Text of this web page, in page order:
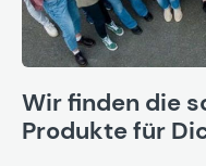
Wir finden die
Produkte für